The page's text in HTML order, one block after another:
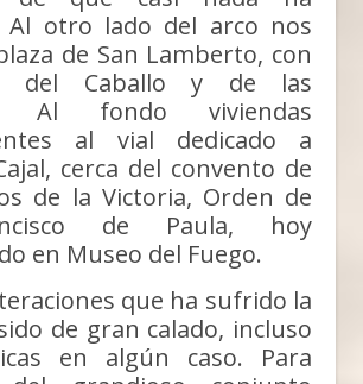
Al otro lado del arco nos
de San Lamberto, con
del Caballo y de las
Al fondo viviendas
al vial dedicado a
cerca del convento de
de la Victoria, Orden de
de Paula, hoy
en Museo del Fuego.
que ha sufrido la
de gran calado, incluso
en algún caso. Para